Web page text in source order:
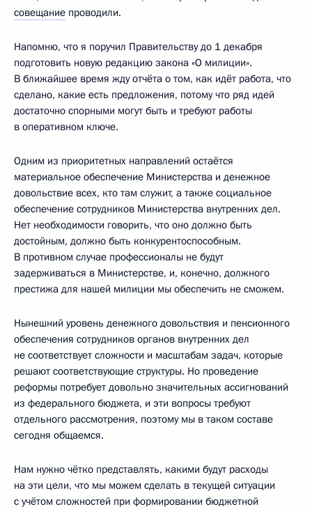
совещание проводили.
Напомню, что я поручил Правительству до 1 декабря
подготовить новую редакцию закона «О милиции».
В ближайшее время жду отчёта о том, как идёт работа, что
сделано, какие есть предложения, потому что ряд идей
достаточно спорными могут быть и требуют работы
в оперативном ключе.
Одним из приоритетных направлений остаётся
материальное обеспечение Министерства и денежное
довольствие всех, кто там служит, а также социальное
обеспечение сотрудников Министерства внутренних дел.
Нет необходимости говорить, что оно должно быть
достойным, должно быть конкурентоспособным.
В противном случае профессионалы не будут
задерживаться в Министерстве, и, конечно, должного
престижа для нашей милиции мы обеспечить не сможем.
Нынешний уровень денежного довольствия и пенсионного
обеспечения сотрудников органов внутренних дел
не соответствует сложности и масштабам задач, которые
решают соответствующие структуры. Но проведение
реформы потребует довольно значительных ассигнований
из федерального бюджета, и эти вопросы требуют
отдельного рассмотрения, поэтому мы в таком составе
сегодня общаемся.
Нам нужно чётко представлять, какими будут расходы
на эти цели, что мы можем сделать в текущей ситуации
с учётом сложностей при формировании бюджетной